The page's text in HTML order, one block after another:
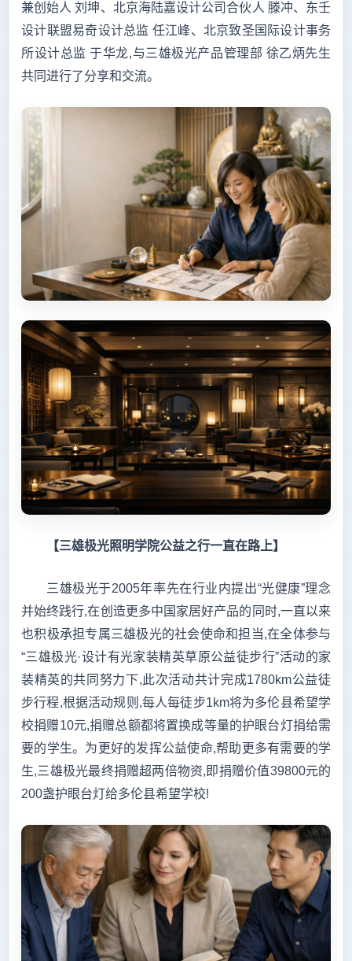
兼创始人 刘坤、北京海陆嘉设计公司合伙人 滕冲、东壬
设计联盟易奇设计总监 任江峰、北京致圣国际设计事务
所设计总监 于华龙,与三雄极光产品管理部 徐乙炳先生
共同进行了分享和交流。
【三雄极光照明学院公益之行一直在路上】
三雄极光于2005年率先在行业内提出“光健康”理念
并始终践行,在创造更多中国家居好产品的同时,一直以来
也积极承担专属三雄极光的社会使命和担当,在全体参与
“三雄极光·设计有光家装精英草原公益徒步行”活动的家
装精英的共同努力下,此次活动共计完成1780km公益徒
步行程,根据活动规则,每人每徒步1km将为多伦县希望学
校捐赠10元,捐赠总额都将置换成等量的护眼台灯捐给需
要的学生。为更好的发挥公益使命,帮助更多有需要的学
生,三雄极光最终捐赠超两倍物资,即捐赠价值39800元的
200盏护眼台灯给多伦县希望学校!